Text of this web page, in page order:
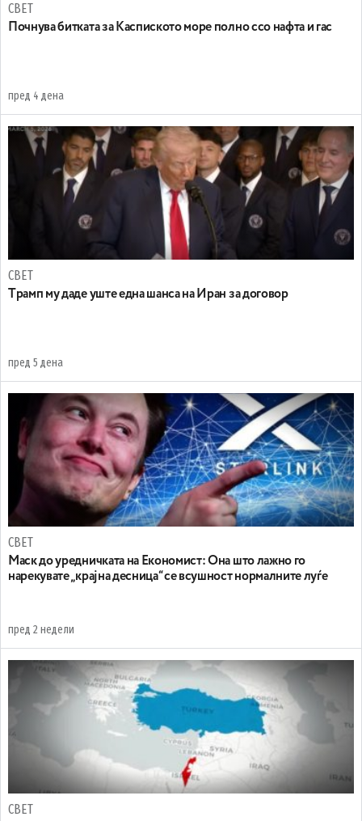
СВЕТ
Почнува битката за Каспиското море полно ссо нафта и гас
пред 4 дена
СВЕТ
Tрамп му даде уште една шанса на Иран за договор
пред 5 дена
СВЕТ
Маск до уредничката на Економист: Она што лажно го
нарекувате „крајна десница“ се всушност нормалните луѓе
пред 2 недели
СВЕТ